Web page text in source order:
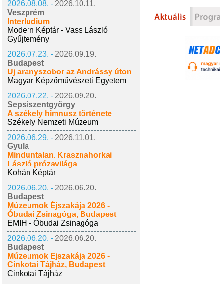
2026.08.08. - 2026.10.11.
Veszprém
Interludium
Modern Képtár - Vass László
Gyűjtemény
2026.07.23. - 2026.09.19.
Budapest
Új aranyszobor az Andrássy úton
Magyar Képzőművészeti Egyetem
2026.07.22. - 2026.09.20.
Sepsiszentgyörgy
A székely himnusz története
Székely Nemzeti Múzeum
2026.06.29. - 2026.11.01.
Gyula
Minduntalan. Krasznahorkai
László prózavilága
Kohán Képtár
2026.06.20. - 2026.06.20.
Budapest
Múzeumok Éjszakája 2026 -
Óbudai Zsinagóga, Budapest
EMIH - Óbudai Zsinagóga
2026.06.20. - 2026.06.20.
Budapest
Múzeumok Éjszakája 2026 -
Cinkotai Tájház, Budapest
Cinkotai Tájház